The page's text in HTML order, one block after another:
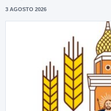
3 AGOSTO 2026